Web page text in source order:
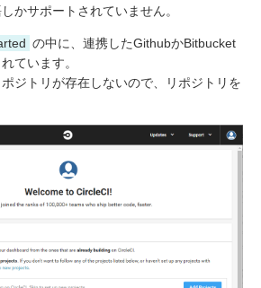
かサポートされていません。
の中に、連携したGithubかBitbucket
ています。
ジトリが存在しないので、リポジトリを